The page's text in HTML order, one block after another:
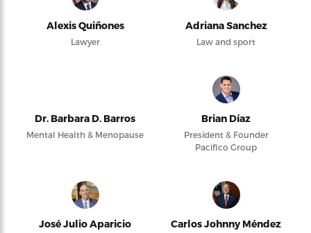
Alexis Quiñones
Lawyer
Adriana Sanchez
Law and sport
Dr. Barbara D. Barros
Mental Health & Menopause
Brian Díaz
President & Founder
Pacifico Group
José Julio Aparicio
Carlos Johnny Méndez